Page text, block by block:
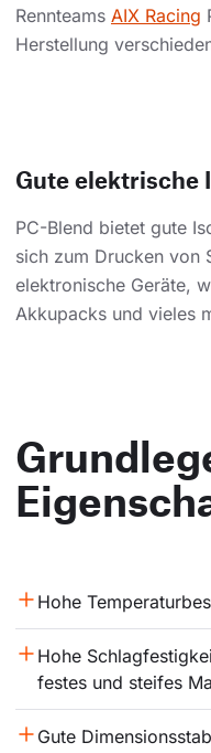
Rennteams AIX Racing
Herstellung
Gute elektrische
PC-Blend bietet gute
sich zum Drucken von
elektronische Geräte,
Akkupacks und vieles
Hohe
Hohe
festes und steifes
Gute